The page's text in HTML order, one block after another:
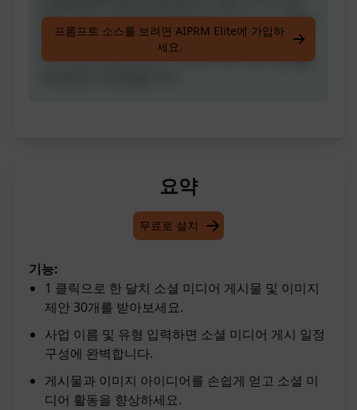
물과 이미지 제안을 받아보세요! 비즈니스 이름과
비즈니스 유형을 "Joe's Pizza는 피자 가게입니
다"와 같이 알려주세요. 소셜 미디어 게시 일정을
프롬프트 소스를 보려면 AIPRM Elite에 가입하
세요.
요약
무료로 설치
기능:
1 클릭으로 한 달치 소셜 미디어 게시물 및 이미지
제안 30개를 받아보세요.
사업 이름 및 유형 입력하면 소셜 미디어 게시 일정
구성에 완벽합니다.
게시물과 이미지 아이디어를 손쉽게 얻고 소셜 미
디어 활동을 향상하세요.